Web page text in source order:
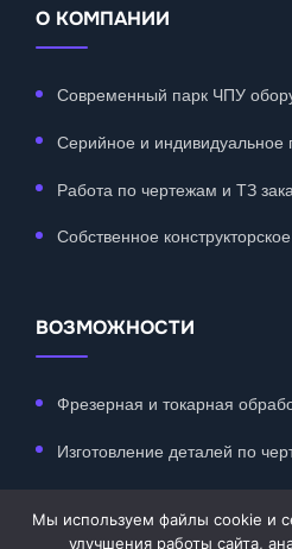
О КОМПАНИИ
Современный парк ЧПУ
Серийное и индивидуальное
Работа по чертежам и ТЗ
Собственное
ВОЗМОЖНОСТИ
Фрезерная и токарная
Изготовление деталей по
Мелкосерийное и серийное
Мы используем файлы cookie и
улучшения работы сайта,